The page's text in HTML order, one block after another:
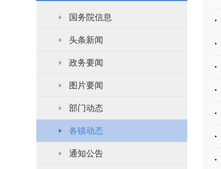
国务院信息
头条新闻
政务要闻
图片要闻
部门动态
各镇动态
通知公告